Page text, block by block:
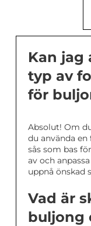
Kan jag
typ av
för
Absolut! Om
du använda
sås som bas
av och
uppnå önskad
Vad är
buljong